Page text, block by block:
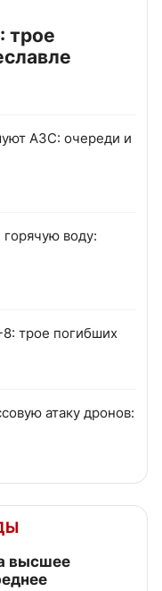
трое
АЗС: очереди и
воду:
трое погибших
атаку дронов:
высшее